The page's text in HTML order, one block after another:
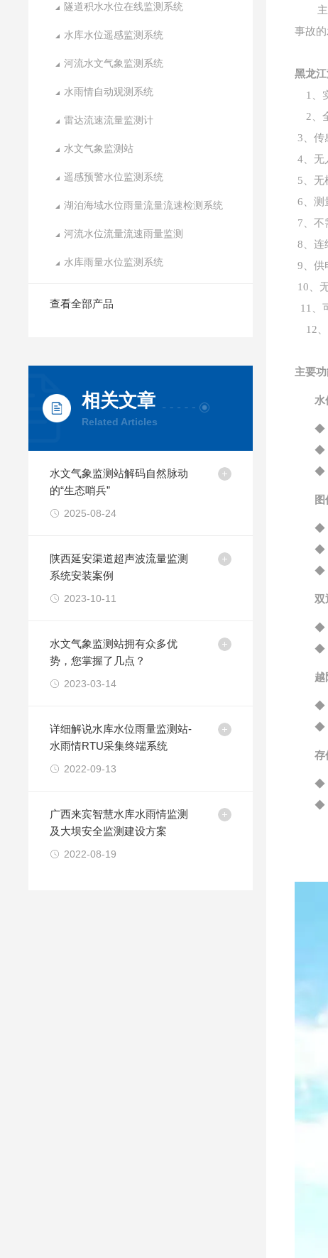
隧道积水水位在线监测系统
水库水位遥感监测系统
河流水文气象监测系统
水雨情自动观测系统
雷达流速流量监测计
水文气象监测站
遥感预警水位监测系统
湖泊海域水位雨量流量流速检测系统
河流水位流量流速雨量监测
水库雨量水位监测系统
查看全部产品
相关文章
Related Articles
水文气象监测站解码自然脉动
的“生态哨兵”
2025-08-24
陕西延安渠道超声波流量监测
系统安装案例
2023-10-11
水文气象监测站拥有众多优
势，您掌握了几点？
2023-03-14
详细解说水库水位雨量监测站-
水雨情RTU采集终端系统
2022-09-13
广西来宾智慧水库水雨情监测
及大坝安全监测建设方案
2022-08-19
事故的
黑龙
1、
2、
3、传
4、无
5、无
6、测
7、不
8、连
9、供
10、
11、
12
主要功
水
◆
◆
◆
◆
◆
◆
双
◆
◆
越
◆
◆
存
◆
◆